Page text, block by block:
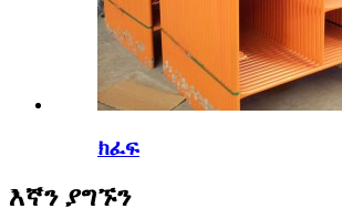
ክፈፍ
እኛን ያግኙን